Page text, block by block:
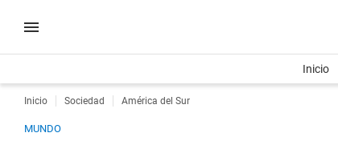
Inicio
Inicio Sociedad América del Sur
MUNDO